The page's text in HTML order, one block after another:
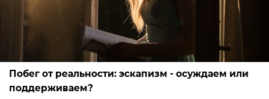
Побег от реальности: эскапизм - осуждаем или
поддерживаем?